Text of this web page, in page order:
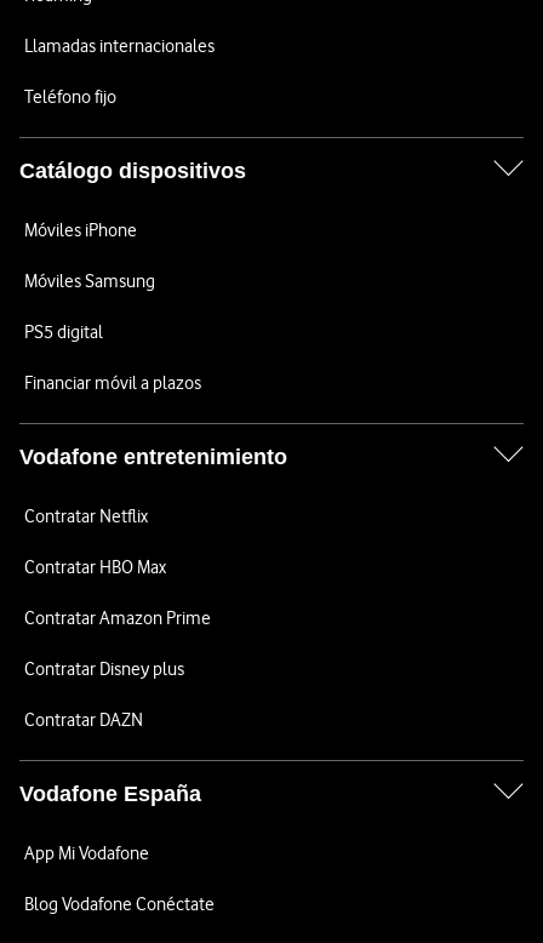
Llamadas internacionales
Teléfono fijo
Catálogo dispositivos
Móviles iPhone
Móviles Samsung
PS5 digital
Financiar móvil a plazos
Vodafone entretenimiento
Contratar Netflix
Contratar HBO Max
Contratar Amazon Prime
Contratar Disney plus
Contratar DAZN
Vodafone España
App Mi Vodafone
Blog Vodafone Conéctate